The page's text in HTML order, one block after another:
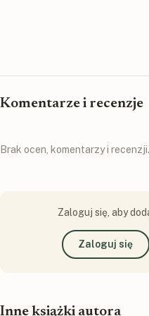
Komentarze i recenzje
Brak ocen, komentarzy i recenzji.
Zaloguj się, aby
Zaloguj się
Inne książki autora